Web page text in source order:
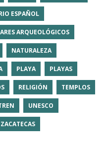
ESPAÑOL
ARQUEOLÓGICOS
NATURALEZA
PLAYA PLAYAS
RELIGIÓN TEMPLOS
UNESCO
ZACATECAS